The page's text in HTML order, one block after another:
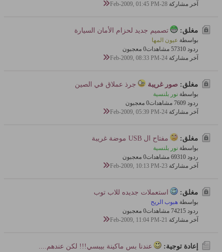
آخر مشاركة 28-Feb-2009, 01:45 PM
مغلق: تصميم جديد لحزام الأمان السيارة‎
بواسطة عيون المها
ردود 10
573 مشاهدات
0 معجبون
آخر مشاركة 24-Feb-2009, 08:33 PM
مغلق: صور غريبة جرذ عملاق في الصين
بواسطة نور بلنسية
ردود 9
760 مشاهدات
0 معجبون
آخر مشاركة 24-Feb-2009, 05:39 PM
مغلق: مفتاح ال USB موضة غريبة
بواسطة نور بلنسية
ردود 10
693 مشاهدات
0 معجبون
آخر مشاركة 23-Feb-2009, 10:13 PM
مغلق: استعملات جديده للاب توب
بواسطة هبوب الريح
ردود 15
742 مشاهدات
0 معجبون
آخر مشاركة 21-Feb-2009, 11:04 PM
إعادة توجية: عندنا بس ماكينة بيبسي!!! لكن عندهم....